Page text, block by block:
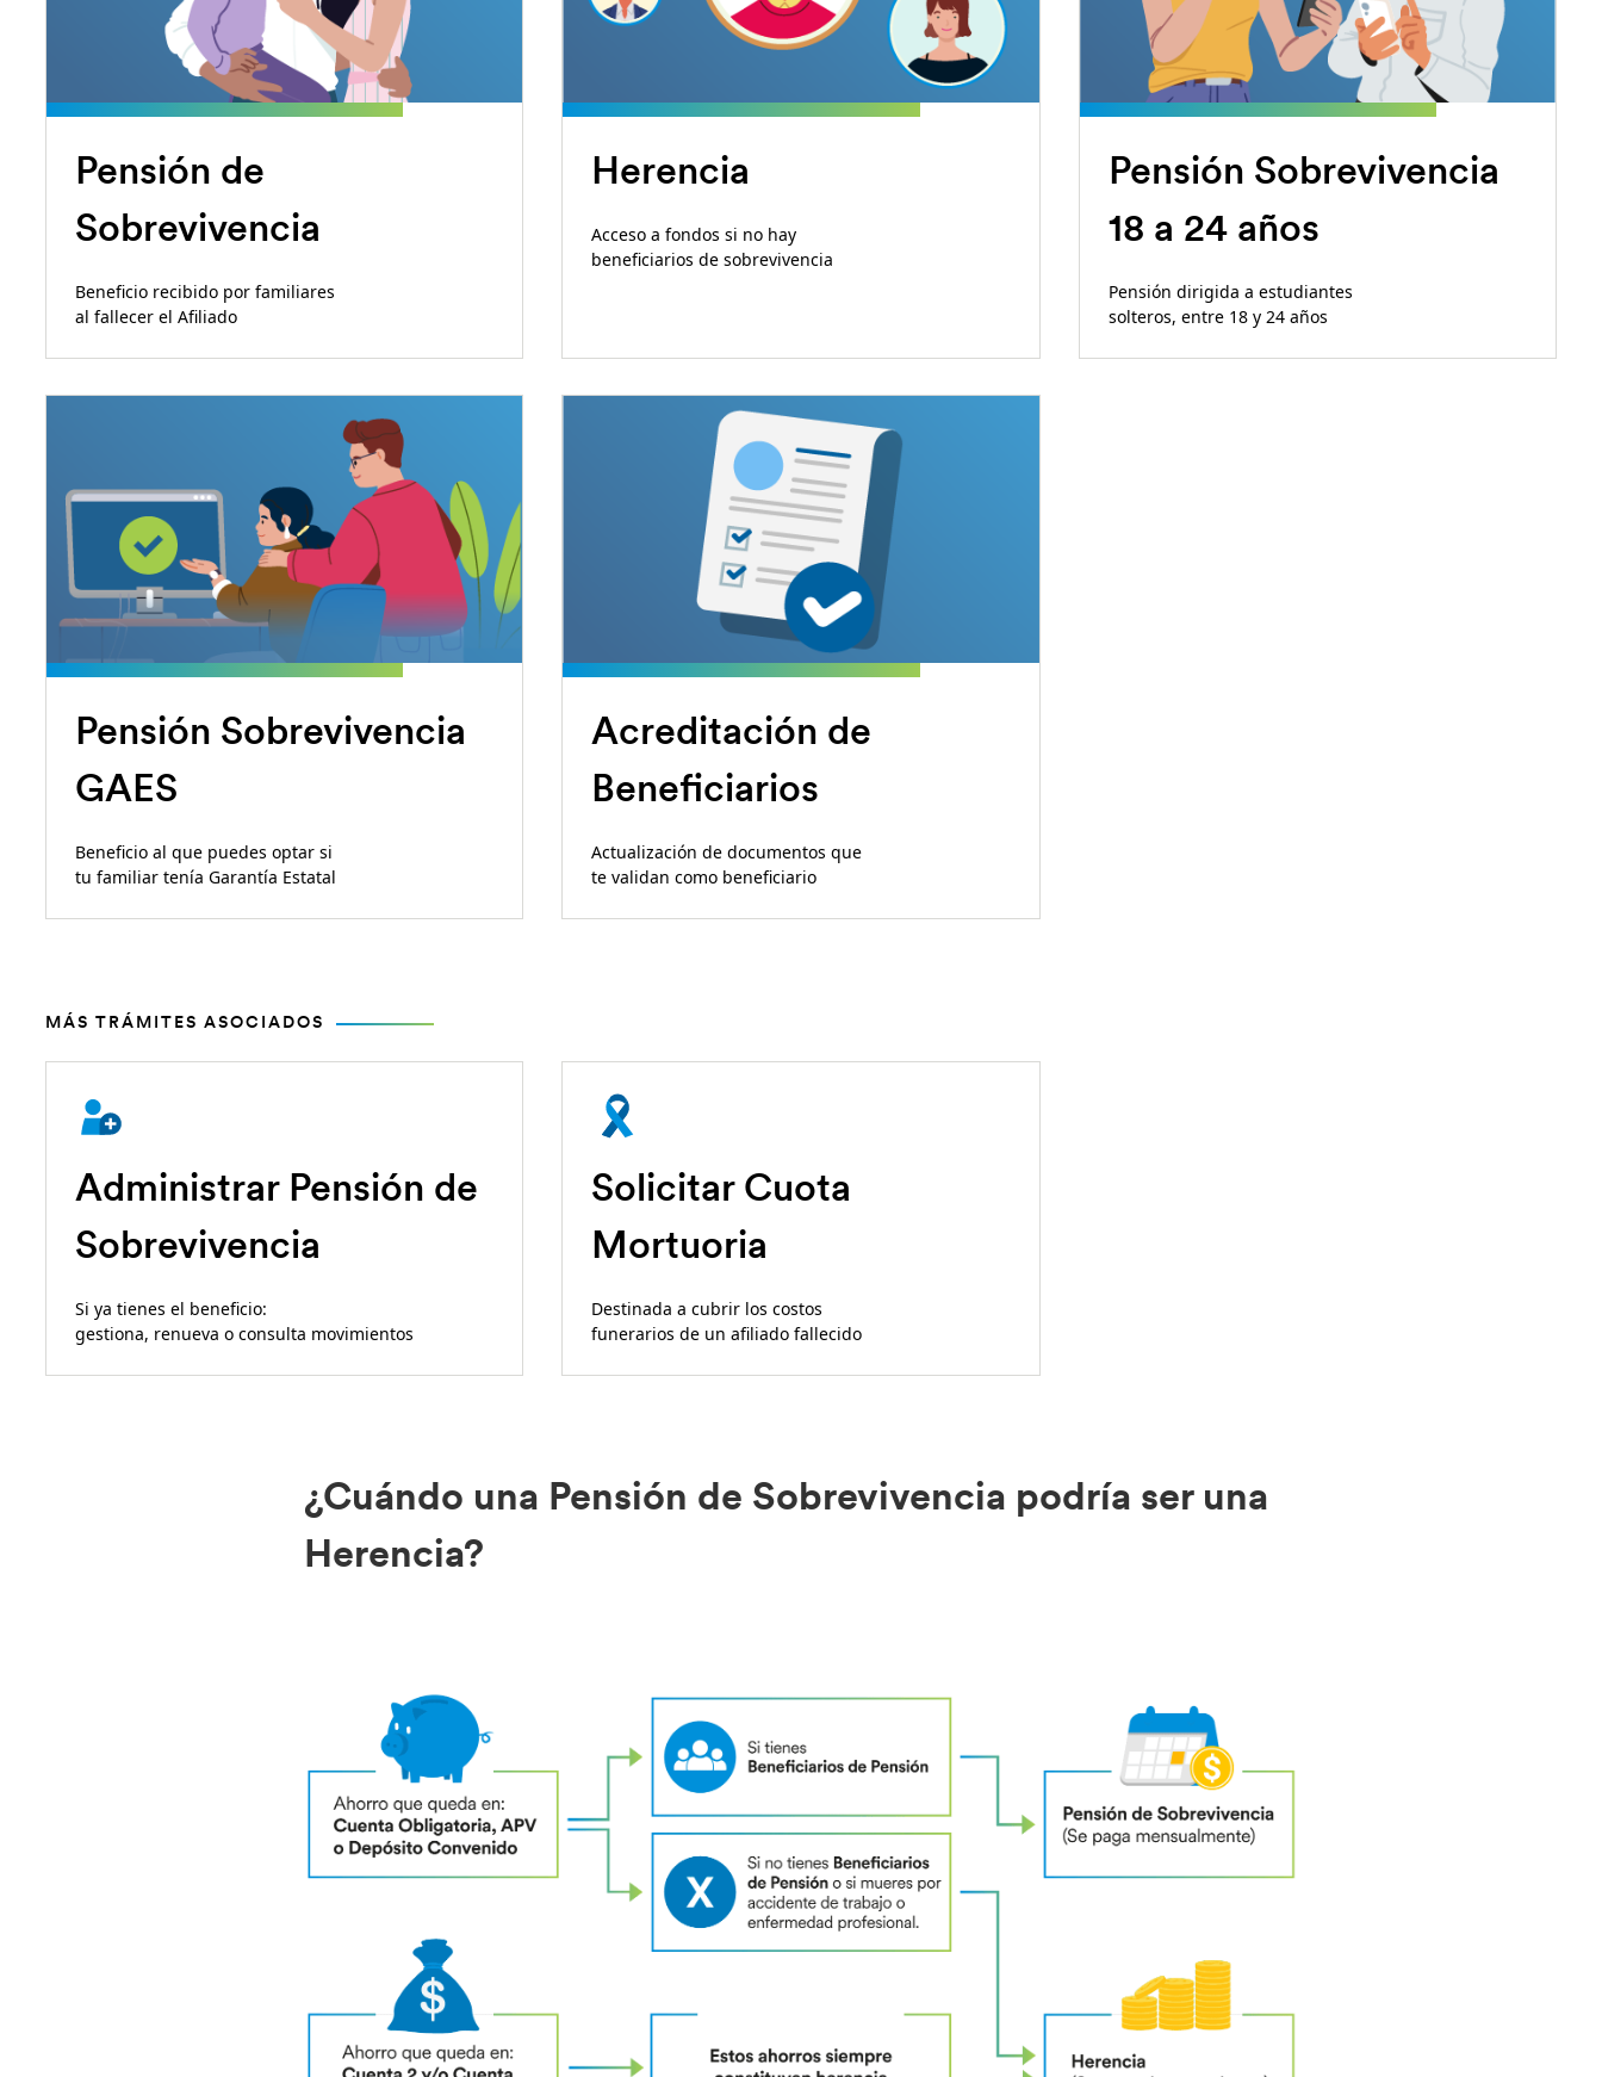
Pensión de
Sobrevivencia
Beneficio recibido por familiares
al fallecer el Afiliado
Herencia
Acceso a fondos si no hay
beneficiarios de sobrevivencia
Pensión Sobrevivencia
18 a 24 años
Pensión dirigida a estudiantes
solteros, entre 18 y 24 años
Pensión Sobrevivencia
GAES
Beneficio al que puedes optar si
tu familiar tenía Garantía Estatal
Acreditación de
Beneficiarios
Actualización de documentos que
te validan como beneficiario
MÁS TRÁMITES ASOCIADOS
Administrar Pensión de
Sobrevivencia
Si ya tienes el beneficio:
gestiona, renueva o consulta movimientos
Solicitar Cuota
Mortuoria
Destinada a cubrir los costos
funerarios de un afiliado fallecido
¿Cuándo una Pensión de Sobrevivencia podría ser una
Herencia?